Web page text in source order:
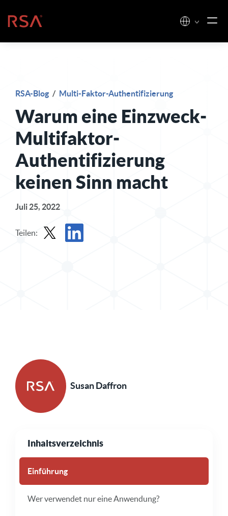
Startseite
RSA-Blog / Multi-Faktor-Authentifizierung
Warum eine Einzweck-
Multifaktor-
Authentifizierung
keinen Sinn macht
Juli 25, 2022
Teilen:
Susan Daffron
Inhaltsverzeichnis
Einführung
Wer verwendet nur eine Anwendung?